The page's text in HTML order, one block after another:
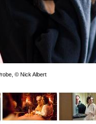
© Nick Albert